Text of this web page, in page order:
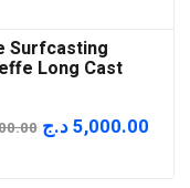
Surfcasting
Long Cast
Le 5,000.00د.ج
Le